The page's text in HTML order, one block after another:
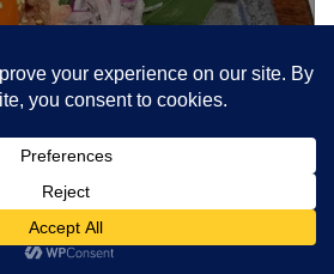
エッセンシャルブラ
検索